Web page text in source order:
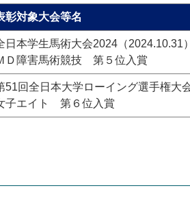
彰対象大会等名
日本学生馬術大会2024（2024.10.31）
Ｄ障害馬術競技 第５位入賞
51回全日本大学ローイング選手権大
子エイト 第６位入賞